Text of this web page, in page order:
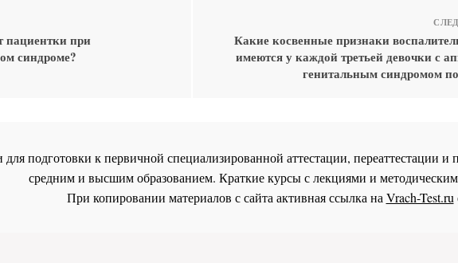
пациентки при
синдроме?
Какие косвенные признаки
имеются у каждой третьей девочки с
генитальным синдромом
для подготовки к первичной специализированной аттестации,
средним и высшим образованием. Краткие курсы с лекциями и
При копировании материалов с сайта активная ссылка наVrach-Test.ru